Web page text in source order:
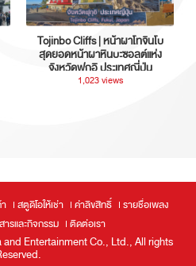
Tojinbo Cliffs | หน้าผาโทจินโบ
สุดยอดหน้าผาหินบะซอลต์แห่ง
จังหวัดฟุกุอิ ประเทศญี่ปุ่น
1,023 views
สตูดิโอให้เช่า ค่าลิขสิทธิ์
รายชื่อเพลง
ารและกิจกรรม ติดต่อเรา
Entertainment Co., Ltd., All rights